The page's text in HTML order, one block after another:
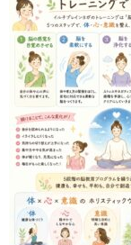
話題の「腸脳相関」
腸は体と心の状態
す。
腸活ヨガで腸内環境